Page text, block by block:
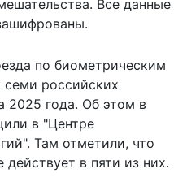
Все данные
по биометрическим
семи российских
2025 года. Об этом в
в "Центре
Там отметили, что
в пяти из них.